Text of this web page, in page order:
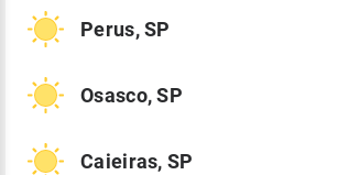
Perus, SP
Osasco, SP
Caieiras, SP